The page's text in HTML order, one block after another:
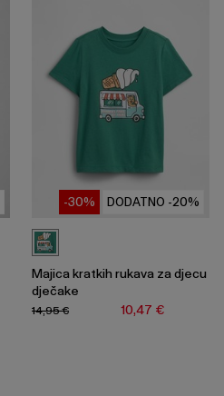
DODATNO -20%
-30%
Majica kratkih rukava za djecu
dječake
10,47 €
14,95 €